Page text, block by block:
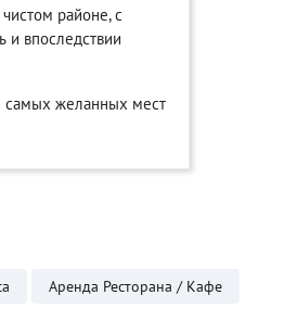
районе, с
и впоследствии
самых желанных мест
Аренда Ресторана / Кафе